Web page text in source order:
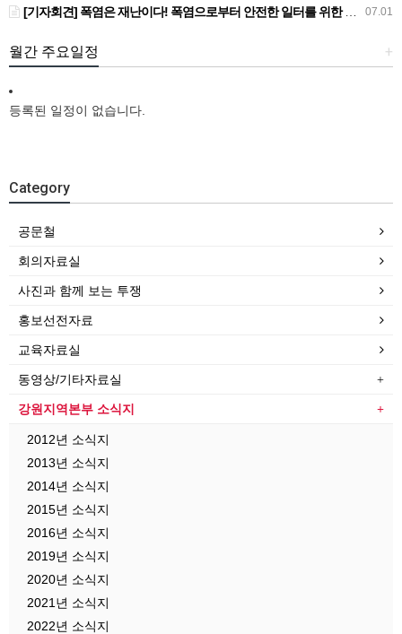
07.01
[기자회견] 폭염은 재난이다! 폭염으로부터 안전한 일터를 위한 민주노총 강원지역본부 폭염감시단 선포 기자회견
+
월간 주요일정
등록된 일정이 없습니다.
Category
공문철
회의자료실
사진과 함께 보는 투쟁
홍보선전자료
교육자료실
동영상/기타자료실
강원지역본부 소식지
2012년 소식지
2013년 소식지
2014년 소식지
2015년 소식지
2016년 소식지
2019년 소식지
2020년 소식지
2021년 소식지
2022년 소식지